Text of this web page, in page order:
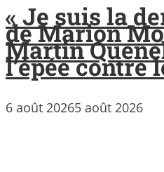
« Je suis la
de Marion
Martin
l’épée contre
6 août 20265 août 2026